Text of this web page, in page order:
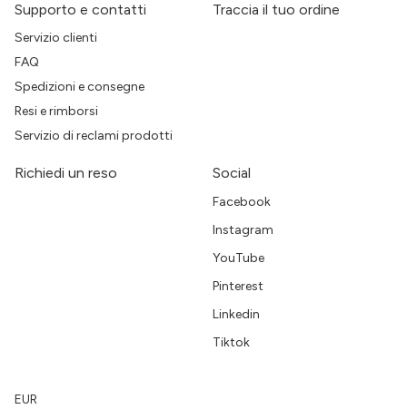
Supporto e contatti
Servizio clienti
FAQ
Spedizioni e consegne
Resi e rimborsi
Servizio di reclami prodotti
Traccia il tuo ordine
Richiedi un reso Social
Facebook
Instagram
YouTube
Pinterest
Linkedin
Tiktok
EUR